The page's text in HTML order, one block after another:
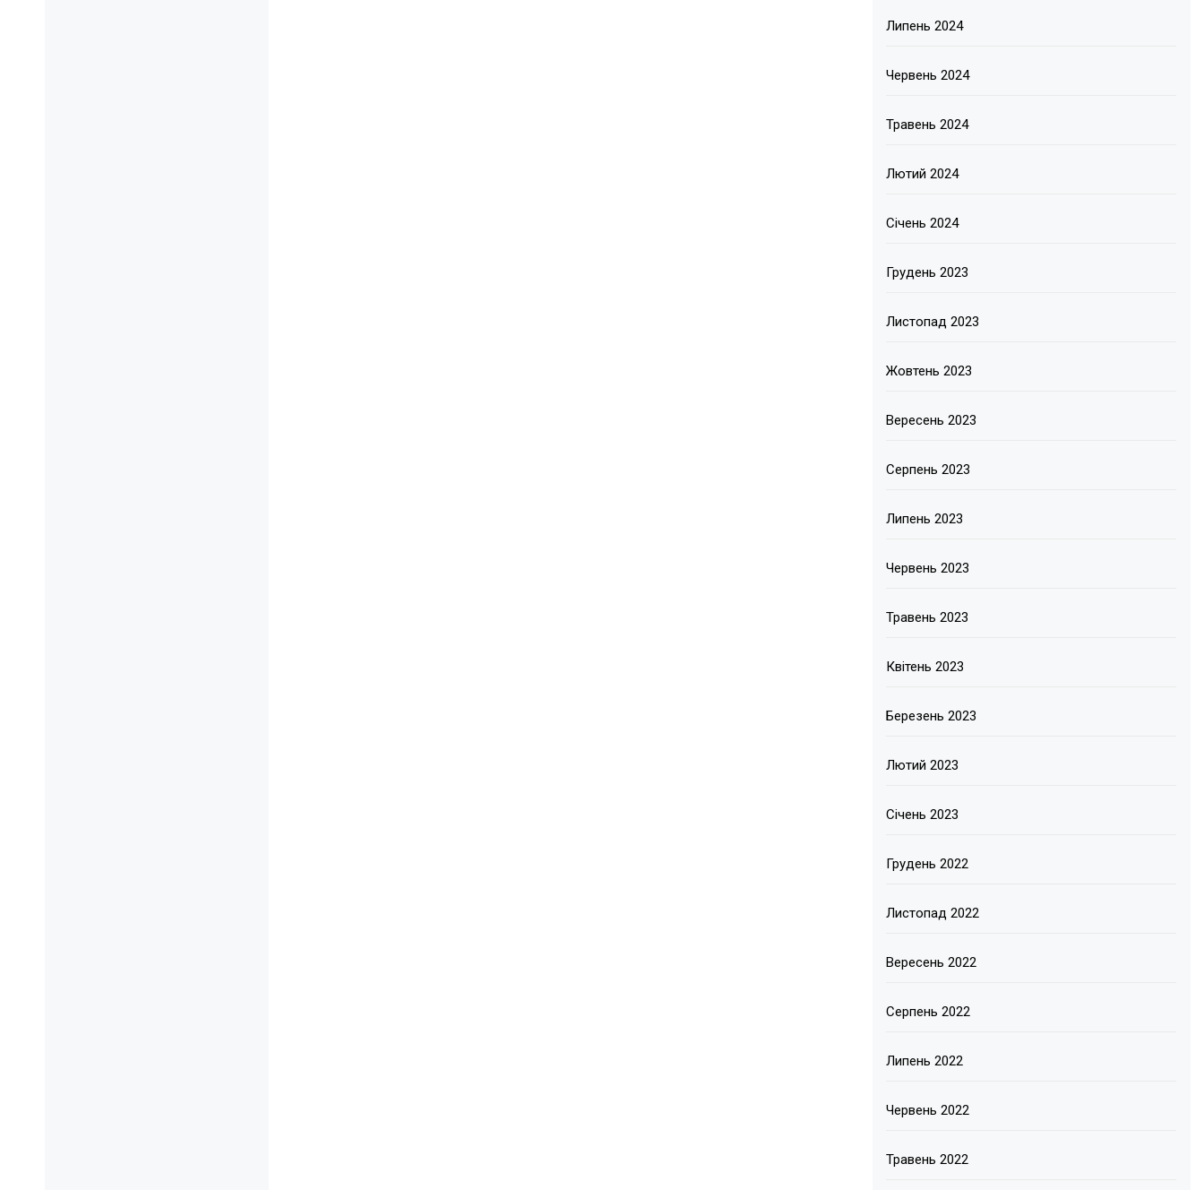
Липень 2024
Червень 2024
Травень 2024
Лютий 2024
Січень 2024
Грудень 2023
Листопад 2023
Жовтень 2023
Вересень 2023
Серпень 2023
Липень 2023
Червень 2023
Травень 2023
Квітень 2023
Березень 2023
Лютий 2023
Січень 2023
Грудень 2022
Листопад 2022
Вересень 2022
Серпень 2022
Липень 2022
Червень 2022
Травень 2022